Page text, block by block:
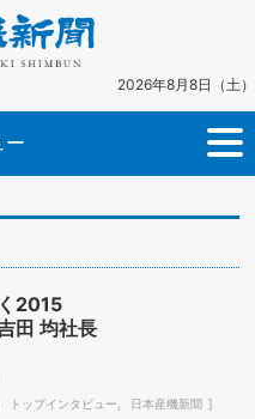
2026年8月8日（土）
ー
2015
田 均社長
トップインタビュー 日本産機新聞